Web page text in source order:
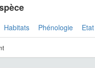
Habitats Phénologie